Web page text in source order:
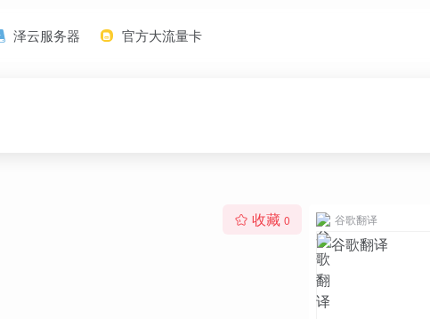
泽云服务器 官方大流量卡
收藏 0 谷歌翻译